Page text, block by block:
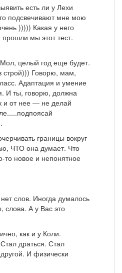
есть ли у Лехи
подсвечивают мне мою
))))) Какая у него
мы этот тест.
целый год еще будет.
строй))) Говорю, мам,
Адаптация и умение
И ты, говорю, должна
и от нее — не делай
границы вокруг
ЧТО она думает. Что
то новое и непонятное
слов. Иногда думалось
слова. А у Вас это
как и у Коли.
драться. Стал
И физически